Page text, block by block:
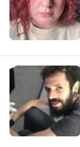
F
G